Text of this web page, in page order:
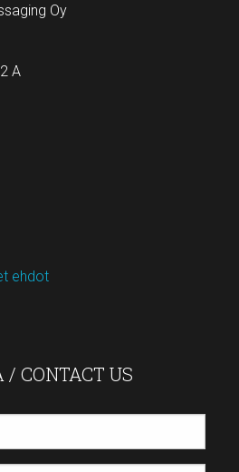
Oy
A
ehdot
CONTACT US